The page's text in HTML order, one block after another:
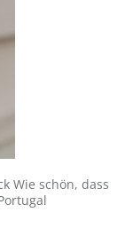
Wie schön, dass